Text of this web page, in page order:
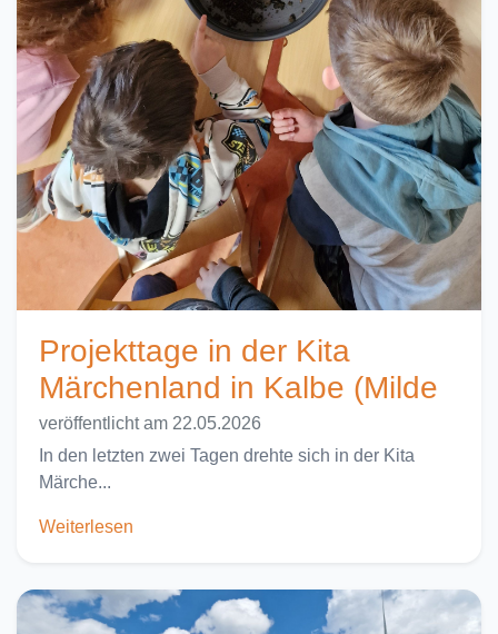
Projekttage in der Kita
Märchenland in Kalbe (Milde
veröffentlicht am 22.05.2026
In den letzten zwei Tagen drehte sich in der Kita
Märche...
Weiterlesen